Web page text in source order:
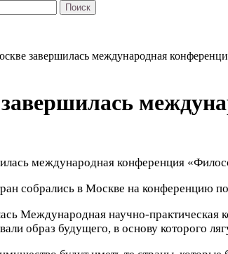
Поиск
завершилась международная
собрались в Москве на конференцию
Международная научно-практическая
образ будущего, в основу которого